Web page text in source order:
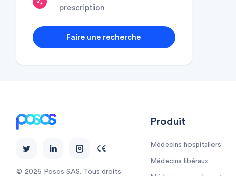
prescription
Faire une recherche
© 2026 Posos SAS. Tous droits
Produit
Médecins hospitaliers
Médecins libéraux